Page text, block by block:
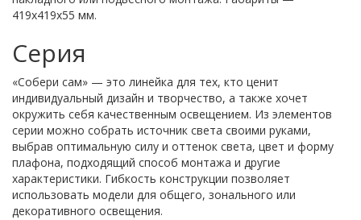
419х419х55 мм.
Серия
«Собери сам» — это линейка для тех, кто ценит
индивидуальный дизайн и творчество, а также хочет
окружить себя качественным освещением. Из элементов
серии можно собрать источник света своими руками,
выбрав оптимальную силу и оттенок света, цвет и форму
плафона, подходящий способ монтажа и другие
характеристики. Гибкость конструкции позволяет
использовать модели для общего, зонального или
декоративного освещения.